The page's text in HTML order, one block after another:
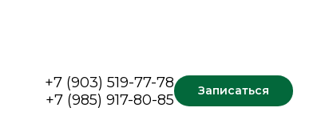
+7 (903) 519-77-78
+7 (985) 917-80-85
Записаться